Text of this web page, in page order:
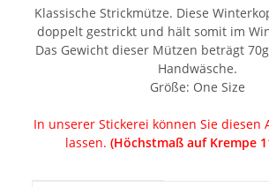
Klassische Strickmütze. Diese
doppelt gestrickt und hält somit im
Das Gewicht dieser Mützen beträgt
Handwäsche.
Größe: One Size
In unserer Stickerei können Sie diesen
lassen. (Höchstmaß auf Krempe